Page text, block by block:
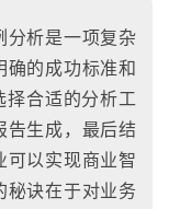
分析是一项复杂
确的成功标准和
择合适的分析工
告生成，最后结
可以实现商业智
秘诀在于对业务